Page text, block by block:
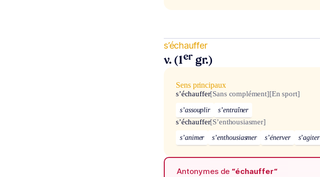
s’échauffer
v. (1er gr.)
Sens principaux
s’échauffer[Sans complément][En sport]
s’assouplir s’entraîner
s’échauffer[S’enthousiasmer]
s’animer s’enthousiasmer s’énerver s’agiter
Antonymes de “échauffer“